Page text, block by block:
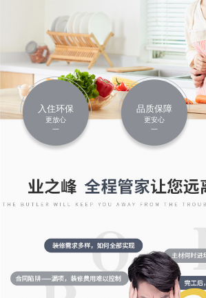
入住环保
更放心
一
品质保障
更安心
一